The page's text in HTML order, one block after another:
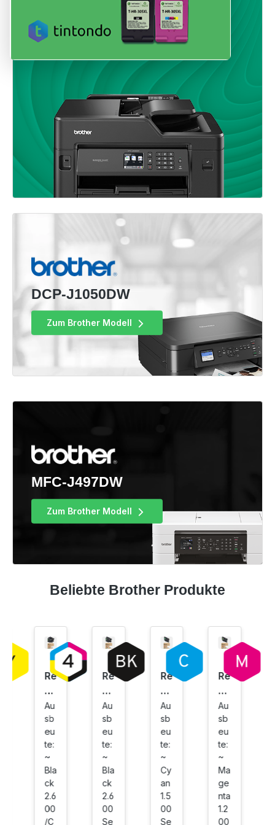
Zum Brother Modell
DCP-J1050DW
Zum Brother Modell
MFC-J497DW
Zum Brother Modell
Beliebte Brother Produkte
Re
bu
ilt
Dr
uc
ke
rp
at
ro
ne
Au
sb
eu
te:
~
Bla
ck
2.6
00
/C
Re
bu
ilt
Dr
uc
ke
rp
at
ro
ne
Au
sb
eu
te:
~
Bla
ck
2.6
00
Se
Re
bu
ilt
Dr
uc
ke
rp
at
ro
ne
Au
sb
eu
te:
~
Cy
an
1.5
00
Se
Re
bu
ilt
Dr
uc
ke
rp
at
ro
ne
Au
sb
eu
te:
~
Ma
ge
nta
1.2
00